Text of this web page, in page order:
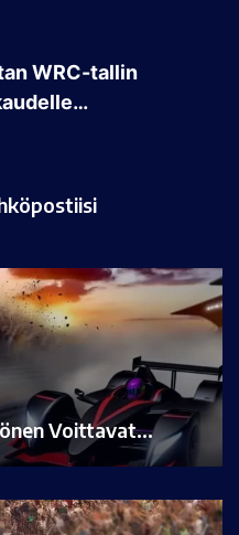
WRC-tallin
Voittavat…